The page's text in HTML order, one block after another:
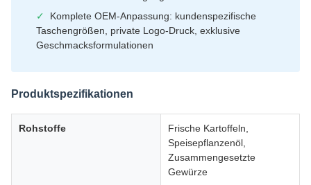
✓
Komplete OEM-Anpassung: kundenspezifische
Taschengrößen, private Logo-Druck, exklusive
Geschmacksformulationen
Produktspezifikationen
Rohstoffe
Frische Kartoffeln,
Speisepflanzenöl,
Zusammengesetzte
Gewürze